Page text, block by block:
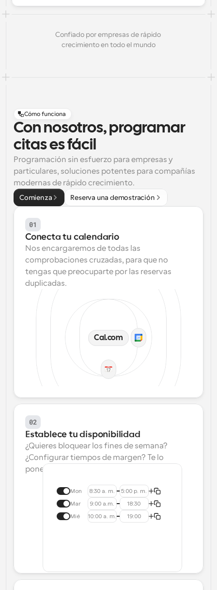
Confiado por empresas de rápido
crecimiento en todo el mundo
Cómo funciona
Con nosotros, programar
citas es fácil
Programación sin esfuerzo para empresas y
particulares, soluciones potentes para compañías
modernas de rápido crecimiento.
Comienza Reserva una demostración
01
Conecta tu calendario
Nos encargaremos de todas las
comprobaciones cruzadas, para que no
tengas que preocuparte por las reservas
duplicadas.
Cal.com
02
Establece tu disponibilidad
¿Quieres bloquear los fines de semana?
¿Configurar tiempos de margen? Te lo
ponemos fácil.
Mon 8:30 a. m. 5:00 p. m.
Mar 9:00 a.m. 18:30
Mié 10:00 a. m. 19:00